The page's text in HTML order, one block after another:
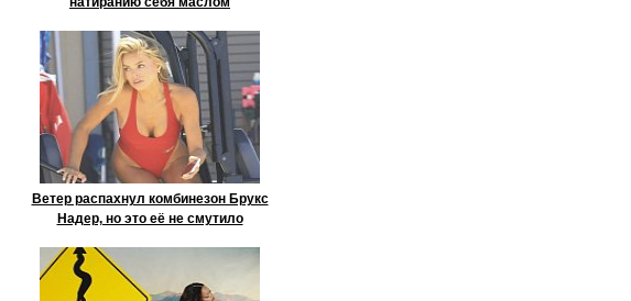
Ветер распахнул комбинезон Брукс
Надер, но это её не смутило